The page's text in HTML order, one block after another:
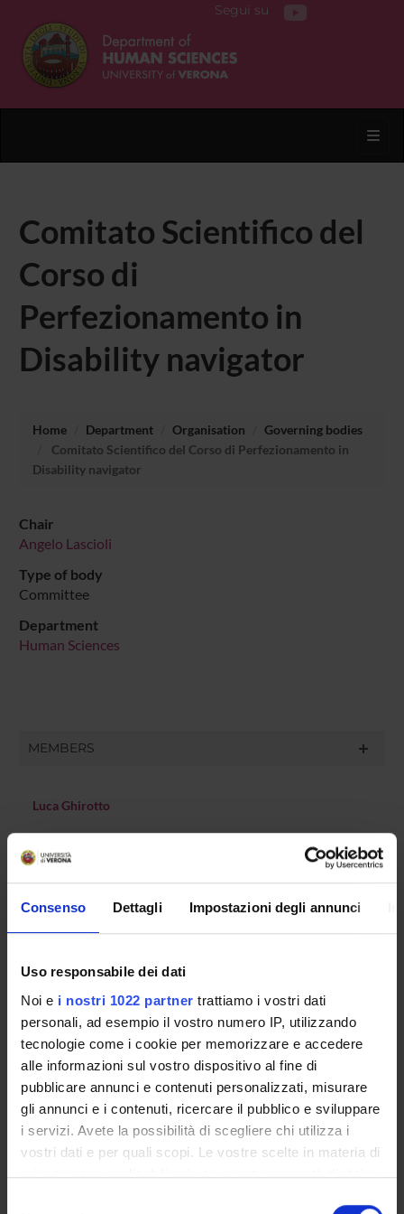
Consenso Dettagli Impostazioni degli annunci
Uso responsabile dei dati
Noi e i nostri 1022 partner trattiamo i vostri dati
personali, ad esempio il vostro numero IP, utilizzando
tecnologie come i cookie per memorizzare e accedere
alle informazioni sul vostro dispositivo al fine di
pubblicare annunci e contenuti personalizzati, misurare
gli annunci e i contenuti, ricercare il pubblico e sviluppare
i servizi. Avete la possibilità di scegliere chi utilizza i
vostri dati e per quali scopi. Le vostre scelte in materia di
privacy sono applicabili solo su questa proprietà digitale
Segui su
Comitato Scientifico del
Corso di
Perfezionamento in
Disability navigator
Home Department Organisation
Governing bodies
Comitato Scientifico del Corso di Perfezionamento in
Disability navigator
Chair
Angelo Lascioli
Type of body
Committee
Department
Human Sciences
MEMBERS
Luca Ghirotto
RECORDS AND DOCUMENTS
ORGANISATION
GOVERNANCE
COMMITTEES
DEPARTMENT ADMINISTRATION OFFICES